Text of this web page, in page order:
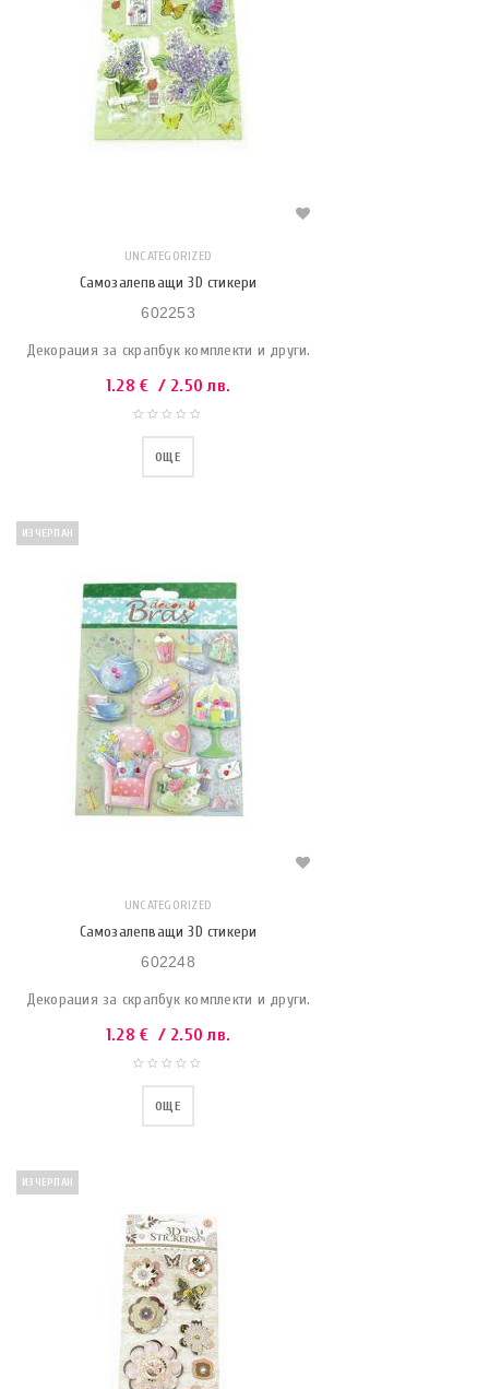
UNCATEGORIZED
Самозалепващи 3D стикери
602253
Декорация за скрапбук комплекти и други.
1.28€ / 2.50 лв.
ОЩЕ
ИЗЧЕРПАН
UNCATEGORIZED
Самозалепващи 3D стикери
602248
Декорация за скрапбук комплекти и други.
1.28€ / 2.50 лв.
ОЩЕ
ИЗЧЕРПАН